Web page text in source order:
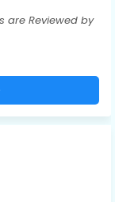
are Reviewed by